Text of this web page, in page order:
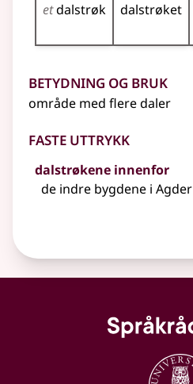
etdalstrøk dalstrøket
Betydning og bruk
område med flere daler
Faste uttrykk
dalstrøkene innenfor
de indre bygdene i Agder